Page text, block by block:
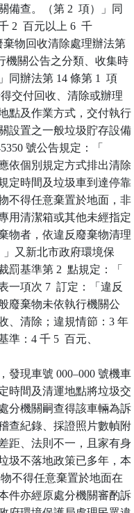
備查。（第 2  項）」同
2  百元以上 6  千
棄物回收清除處理辦法第
機關公告之分類、收集時
辦法第 14 條第 1  項
得交付回收、清除或辦理
點及作業方式，交付執行
設置之一般垃圾貯存設備
號公告規定：「
依個別規定方式排出清除
定時間及垃圾車到達停靠
不得任意棄置於地面，非
用清潔箱或其他未經指定
物者，依違反廢棄物清理
」又新北市政府環境保
基準第 2  點規定：「
一項次 7  訂定：「違反
廢棄物未依執行機關公
、清除；違規情節：3 年
準：4 千 5  百元、
發現車號 000–000 號機車
時間及清運地點將垃圾交
分機關嗣查得該車輛為訴
查紀錄、採證照片數幀附
距、法則不一，且家有身
圾不落地政策已多年，本
物不得任意棄置於地面在
件亦經原處分機關審酌訴